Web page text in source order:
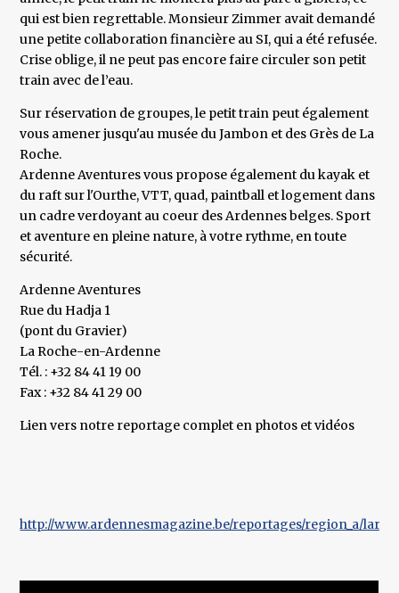
qui est bien regrettable. Monsieur Zimmer avait demandé
une petite collaboration financière au SI, qui a été refusée.
Crise oblige, il ne peut pas encore faire circuler son petit
train avec de l’eau.
Sur réservation de groupes, le petit train peut également
vous amener jusqu'au musée du Jambon et des Grès de La
Roche.
Ardenne Aventures vous propose également du kayak et
du raft sur l'Ourthe, VTT, quad, paintball et logement dans
un cadre verdoyant au coeur des Ardennes belges. Sport
et aventure en pleine nature, à votre rythme, en toute
sécurité.
Ardenne Aventures
Rue du Hadja 1
(pont du Gravier)
La Roche-en-Ardenne
Tél. : +32 84 41 19 00
Fax : +32 84 41 29 00
Lien vers notre reportage complet en photos et vidéos
http://www.ardennesmagazine.be/reportages/region_a/